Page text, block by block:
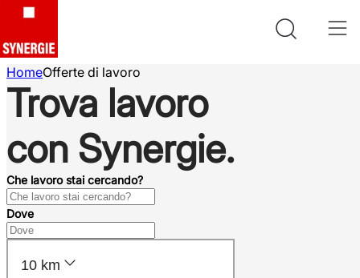
HomeOfferte di lavoro
Trova lavoro
con Synergie.
Che lavoro stai cercando?
Dove
10 km